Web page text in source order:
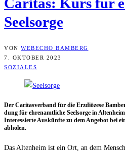
Seelsorge
VON WEBECHO BAMBERG
7. OKTOBER 2023
SOZIALES
Der Cari­tas­ver­band für die Erz­diö­ze­se
dung für ehren­amt­li­che Seel­sor­ge in
Inter­es­sier­te Aus­künf­te zu dem Ange­bot bei
abholen.
Das Alten­heim ist ein Ort, an dem